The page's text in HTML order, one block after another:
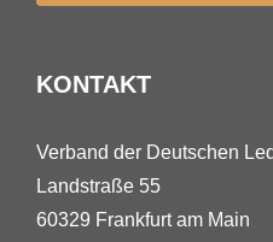
KONTAKT
Verband der Deutschen
Landstraße 55
60329 Frankfurt am Main